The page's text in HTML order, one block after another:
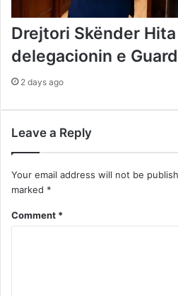
Drejtori Skënder
delegacionin e
2 days ago
Leave a Reply
Your email address will not be
marked *
Comment *